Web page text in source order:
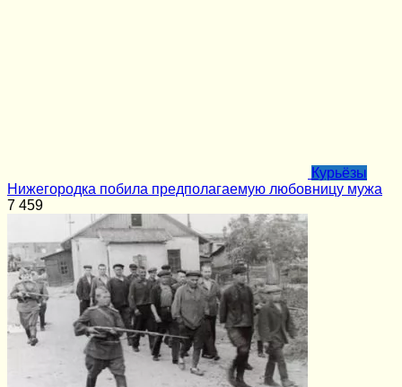
Курьёзы
Нижегородка побила предполагаемую любовницу мужа
7 459